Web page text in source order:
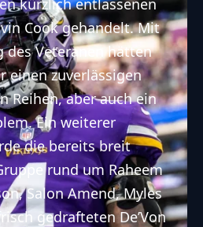
kürzlich entlassenen
Cook gehandelt. Mit
des Veteranen hätten
einen zuverlässigen
Reihen, aber auch ein
Ein weiterer
die bereits breit
rund um Raheem
Salon Amend, Myles
gedrafteten De’Von